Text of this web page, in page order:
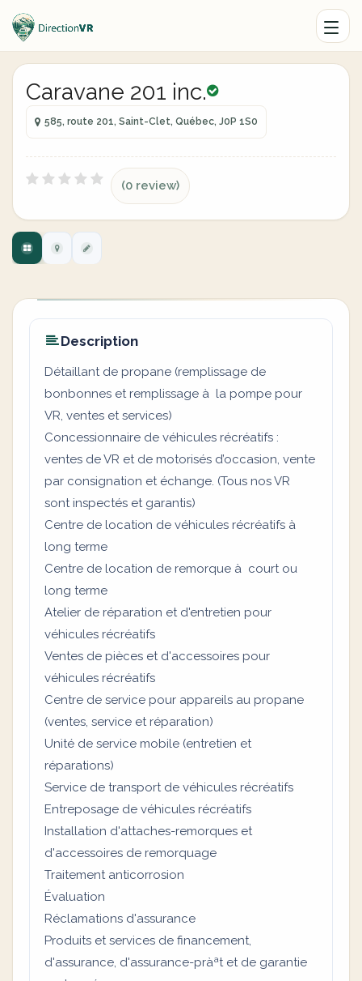
Caravane 201 inc.
585, route 201, Saint-Clet, Québec, J0P 1S0
(0 review)
Description
Détaillant de propane (remplissage de
bonbonnes et remplissage à la pompe pour
VR, ventes et services)
Concessionnaire de véhicules récréatifs :
ventes de VR et de motorisés d’occasion, vente
par consignation et échange. (Tous nos VR
sont inspectés et garantis)
Centre de location de véhicules récréatifs à
long terme
Centre de location de remorque à court ou
long terme
Atelier de réparation et d'entretien pour
véhicules récréatifs
Ventes de pièces et d'accessoires pour
véhicules récréatifs
Centre de service pour appareils au propane
(ventes, service et réparation)
Unité de service mobile (entretien et
réparations)
Service de transport de véhicules récréatifs
Entreposage de véhicules récréatifs
Installation d'attaches-remorques et
d'accessoires de remorquage
Traitement anticorrosion
Évaluation
Réclamations d'assurance
Produits et services de financement,
d'assurance, d'assurance-pràªt et de garantie